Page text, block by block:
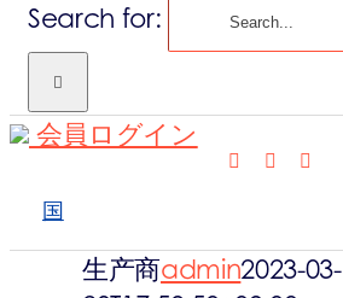
Search for:
国
会員ログイン
生产商admin2023-03-